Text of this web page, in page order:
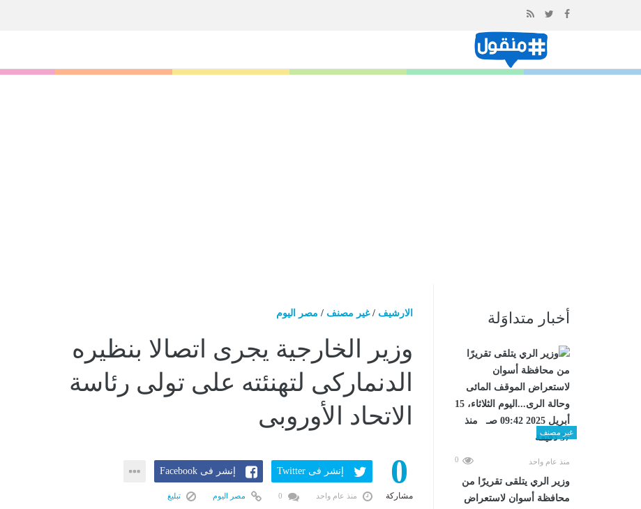
المحتوى
أخبار متداوَلة
غير مصنف
منذ عام واحد 0
وزير الري يتلقى تقريرًا من
محافظة أسوان لاستعراض
الارشيف /غير مصنف / مصر اليوم
وزير الخارجية يجرى اتصالا بنظيره
الدنماركى لتهنئته على تولى رئاسة
الاتحاد الأوروبى
0
مشاركة
إنشر فى Twitter إنشر فى Facebook
منذ عام واحد مصر اليوم تبليغ